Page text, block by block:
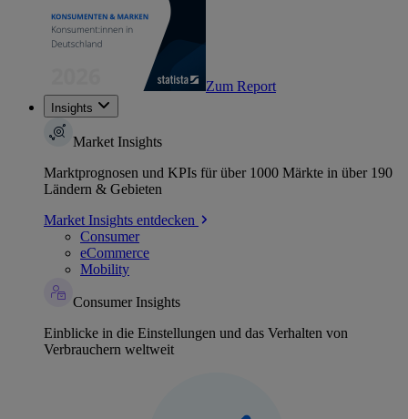
Zum Report
Insights
Market Insights
Marktprognosen und KPIs für über 1000 Märkte in über 190
Ländern & Gebieten
Market Insights entdecken
Consumer
eCommerce
Mobility
Consumer Insights
Einblicke in die Einstellungen und das Verhalten von
Verbrauchern weltweit